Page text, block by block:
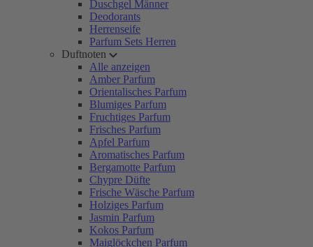
Duschgel Männer
Deodorants
Herrenseife
Parfum Sets Herren
Duftnoten
Alle anzeigen
Amber Parfum
Orientalisches Parfum
Blumiges Parfum
Fruchtiges Parfum
Frisches Parfum
Apfel Parfum
Aromatisches Parfum
Bergamotte Parfum
Chypre Düfte
Frische Wäsche Parfum
Holziges Parfum
Jasmin Parfum
Kokos Parfum
Maiglöckchen Parfum